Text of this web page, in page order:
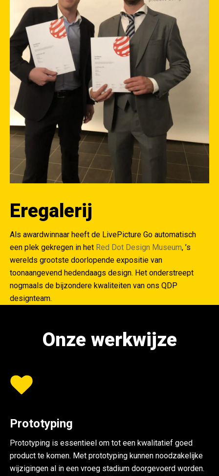
Eregalerij
Als awardwinnaar heeft de LivePicture Go automatisch
een plek gekregen in het Red Dot Design Museum, ’s
werelds grootste doorlopende expositie van
toonaangevend hedendaags design. Het onderstreept
nogmaals de bijzondere kwaliteiten van ons QDP
designteam.
Onze werkwijze
Prototyping
Prototyping is essentieel om tot een kwalitatief goed
product te komen. Met prototyping kunnen noodzakelijke
wijzigingen al in een vroeg stadium doorgevoerd worden.